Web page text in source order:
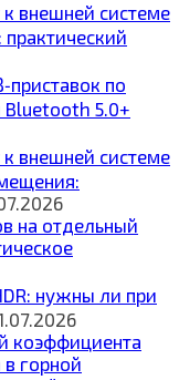
к внешней системе
практический
по
5.0+
к внешней системе
на отдельный
нужны ли при
коэффициента
горной